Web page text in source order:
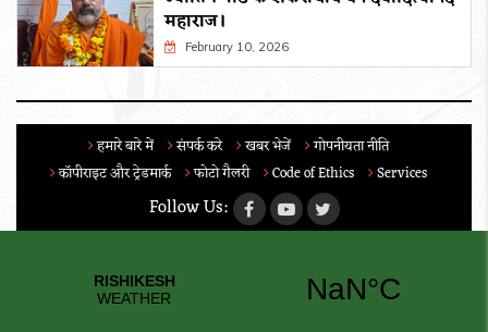
महाराज।
February 10, 2026
हमारे बारे में संपर्क करे खबर भेजें
गोपनीयता नीति
कॉपीराइट और ट्रेडमार्क
फोटो गैलरी Code of Ethics Services
Follow Us: